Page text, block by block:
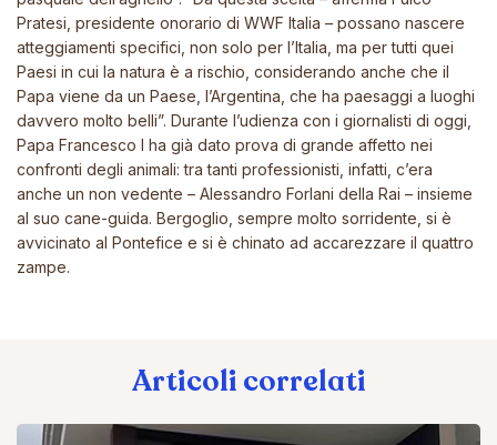
Pratesi, presidente onorario di WWF Italia – possano nascere
atteggiamenti specifici, non solo per l’Italia, ma per tutti quei
Paesi in cui la natura è a rischio, considerando anche che il
Papa viene da un Paese, l’Argentina, che ha paesaggi a luoghi
davvero molto belli”. Durante l’udienza con i giornalisti di oggi,
Papa Francesco I ha già dato prova di grande affetto nei
confronti degli animali: tra tanti professionisti, infatti, c’era
anche un non vedente – Alessandro Forlani della Rai – insieme
al suo cane-guida. Bergoglio, sempre molto sorridente, si è
avvicinato al Pontefice e si è chinato ad accarezzare il quattro
zampe.
Articoli correlati